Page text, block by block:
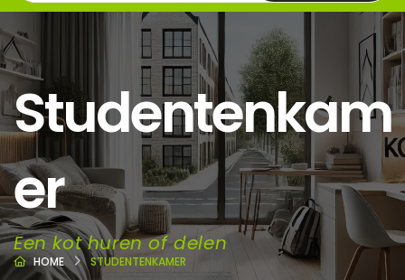
Studentenkam
er
Een kot huren of delen
HOME STUDENTENKAMER